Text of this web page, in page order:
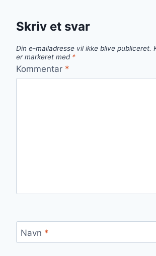
Skriv et svar
Din e-mailadresse vil ikke blive publiceret.
er markeret med *
Kommentar *
Navn *